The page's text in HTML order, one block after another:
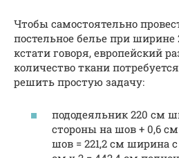
Чтобы самостоятельно
постельное белье при ширине
кстати говоря, европейский
количество ткани
решить простую задачу:
пододеяльник 220 см
стороны на шов + 0,6
шов = 221,2 см ширина с